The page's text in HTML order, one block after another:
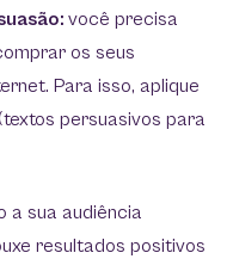
você precisa
os seus
Para isso, aplique
(textos persuasivos para
a sua audiência
resultados positivos